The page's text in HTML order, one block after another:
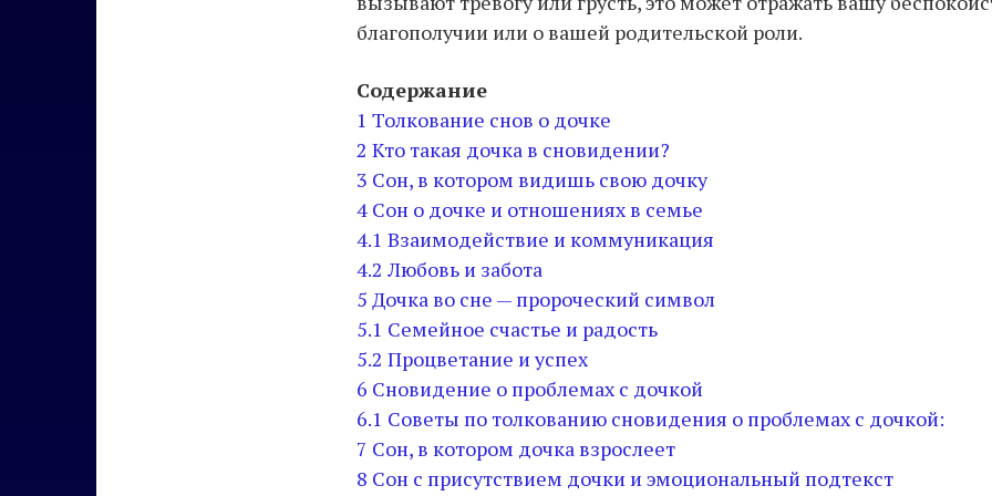
благополучии или о вашей родительской роли.
Содержание
1 Толкование снов о дочке
2 Кто такая дочка в сновидении?
3 Сон, в котором видишь свою дочку
4 Сон о дочке и отношениях в семье
4.1 Взаимодействие и коммуникация
4.2 Любовь и забота
5 Дочка во сне — пророческий символ
5.1 Семейное счастье и радость
5.2 Процветание и успех
6 Сновидение о проблемах с дочкой
6.1 Советы по толкованию сновидения о проблемах с дочкой:
7 Сон, в котором дочка взрослеет
8 Сон с присутствием дочки и эмоциональный подтекст